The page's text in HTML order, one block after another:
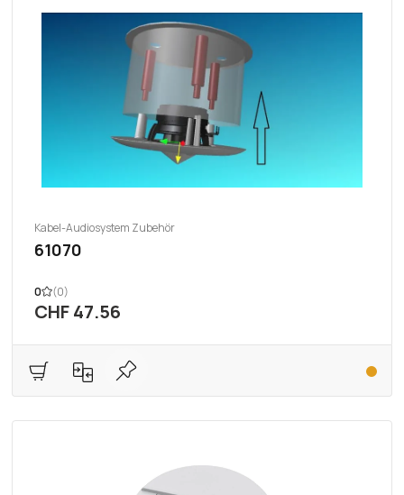
Kabel-Audiosystem Zubehör
61070
0 (0)
CHF 47.56